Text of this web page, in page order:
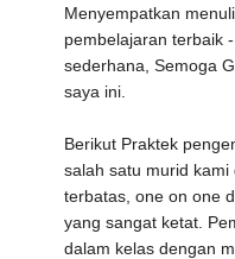
Menyempatkan
pembelajaran terbaik
sederhana, Semoga
saya ini.
Berikut Praktek
salah satu murid
terbatas, one on one
yang sangat ketat.
dalam kelas dengan